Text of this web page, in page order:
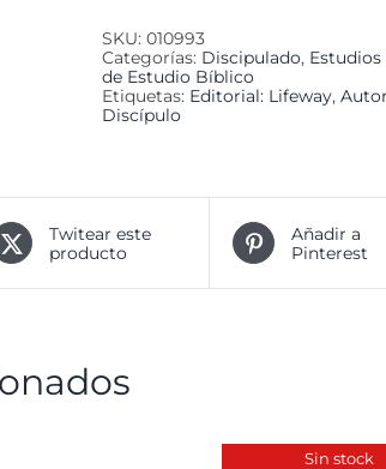
SKU: 010993
Categorías: Discipulado, Estudios
de Estudio Bíblico
Etiquetas: Editorial: Lifeway,
Discípulo
Twitear este
producto
Añadir a
Pinterest
Sin stock
DETALLES